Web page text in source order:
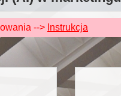
--> Instrukcja